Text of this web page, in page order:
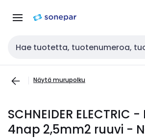
navigointiinsisältöön
Haku
Näytä murupolku
SCHNEIDER ELECTRIC
4nap 2,5mm2 ruuvi -